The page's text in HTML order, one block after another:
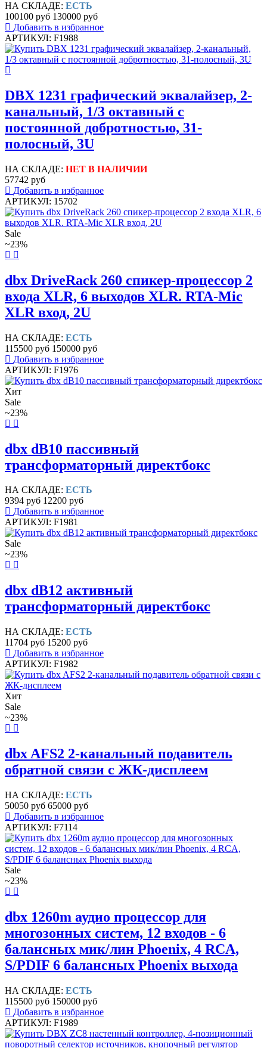
НА СКЛАДЕ: ЕСТЬ
100100 руб 130000 руб
Добавить в избранное
АРТИКУЛ: F1988
DBX 1231 графический эквалайзер, 2-
канальный, 1/3 октавный с
постоянной добротностью, 31-
полосный, 3U
НА СКЛАДЕ: НЕТ В НАЛИЧИИ
57742 руб
Добавить в избранное
АРТИКУЛ: 15702
Sale
~23%
dbx DriveRack 260 спикер-процессор 2
входа XLR, 6 выходов XLR. RTA-Mic
XLR вход, 2U
НА СКЛАДЕ: ЕСТЬ
115500 руб 150000 руб
Добавить в избранное
АРТИКУЛ: F1976
Хит
Sale
~23%
dbx dB10 пассивный
трансформаторный директбокс
НА СКЛАДЕ: ЕСТЬ
9394 руб 12200 руб
Добавить в избранное
АРТИКУЛ: F1981
Sale
~23%
dbx dB12 активный
трансформаторный директбокс
НА СКЛАДЕ: ЕСТЬ
11704 руб 15200 руб
Добавить в избранное
АРТИКУЛ: F1982
Хит
Sale
~23%
dbx AFS2 2-канальный подавитель
обратной связи с ЖК-дисплеем
НА СКЛАДЕ: ЕСТЬ
50050 руб 65000 руб
Добавить в избранное
АРТИКУЛ: F7114
Sale
~23%
dbx 1260m аудио процессор для
многозонных систем, 12 входов - 6
балансных мик/лин Phoenix, 4 RCA,
S/PDIF 6 балансных Phoenix выхода
НА СКЛАДЕ: ЕСТЬ
115500 руб 150000 руб
Добавить в избранное
АРТИКУЛ: F1989